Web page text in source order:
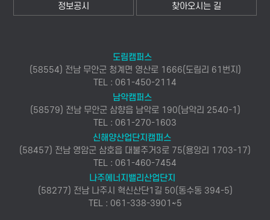
정보공시 찾아오시는 길
도림캠퍼스
(58554) 전남 무안군 청계면 영산로 1666(도림리 61번지)
TEL : 061-450-2114
남악캠퍼스
(58579) 전남 무안군 삼향읍 남악로 190(남악리 2540-1)
TEL : 061-270-1603
신해양산업단지캠퍼스
(58457) 전남 영암군 삼호읍 대불주거3로 75(용앙리 1703-17)
TEL : 061-460-7454
나주에너지밸리산업단지
(58277) 전남 나주시 혁신산단1길 50(동수동 394-5)
TEL : 061-338-3901~5